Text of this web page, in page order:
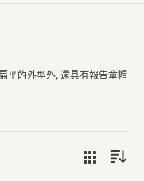
平的外型外，還具有報告童帽